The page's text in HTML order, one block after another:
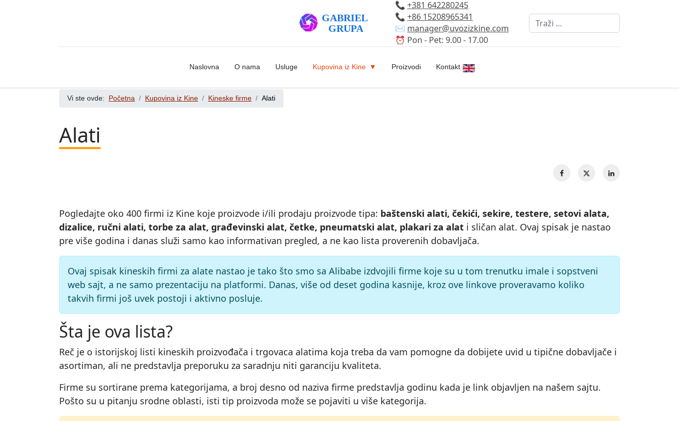
📞 +381 642280245
📞 +86 15208965341
✉️ manager@uvozizkine.com
⏰ Pon - Pet: 9.00 - 17.00
Pretraži
Naslovna O nama Usluge Kupovina iz Kine Proizvodi Kontakt Izaberite vaš jezik
Vi ste ovde: Početna Kupovina iz Kine Kineske firme Alati
Alati
Pogledajte oko 400 firmi iz Kine koje proizvode i/ili prodaju proizvode tipa: baštenski alati, čekići, sekire, testere, setovi alata,
dizalice, ručni alati, torbe za alat, građevinski alat, četke, pneumatski alat, plakari za alat i sličan alat. Ovaj spisak je nastao
pre više godina i danas služi samo kao informativan pregled, a ne kao lista proverenih dobavljača.
Ovaj spisak kineskih firmi za alate nastao je tako što smo sa Alibabe izdvojili firme koje su u tom trenutku imale i sopstveni
web sajt, a ne samo prezentaciju na platformi. Danas, više od deset godina kasnije, kroz ove linkove proveravamo koliko
takvih firmi još uvek postoji i aktivno posluje.
Šta je ova lista?
Reč je o istorijskoj listi kineskih proizvođača i trgovaca alatima koja treba da vam pomogne da dobijete uvid u tipične dobavljače i
asortiman, ali ne predstavlja preporuku za saradnju niti garanciju kvaliteta.
Firme su sortirane prema kategorijama, a broj desno od naziva firme predstavlja godinu kada je link objavljen na našem sajtu.
Pošto su u pitanju srodne oblasti, isti tip proizvoda može se pojaviti u više kategorija.